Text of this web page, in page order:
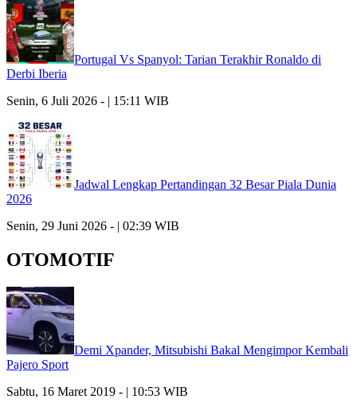
Portugal Vs Spanyol: Tarian Terakhir Ronaldo di
Derbi Iberia
Senin, 6 Juli 2026 - | 15:11 WIB
Jadwal Lengkap Pertandingan 32 Besar Piala Dunia
2026
Senin, 29 Juni 2026 - | 02:39 WIB
OTOMOTIF
Demi Xpander, Mitsubishi Bakal Mengimpor Kembali
Pajero Sport
Sabtu, 16 Maret 2019 - | 10:53 WIB